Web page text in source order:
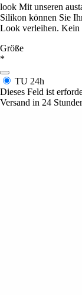
look Mit unseren
Silikon können Sie
Look verleihen. Kein
Größe
*
TU 24h
Dieses Feld ist
Versand in 24